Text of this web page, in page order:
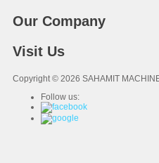
Our Company
Visit Us
Copyright © 2026 SAHAMIT
Follow us: